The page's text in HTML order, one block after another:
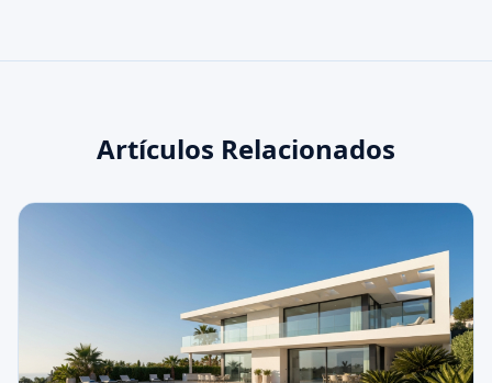
Artículos Relacionados